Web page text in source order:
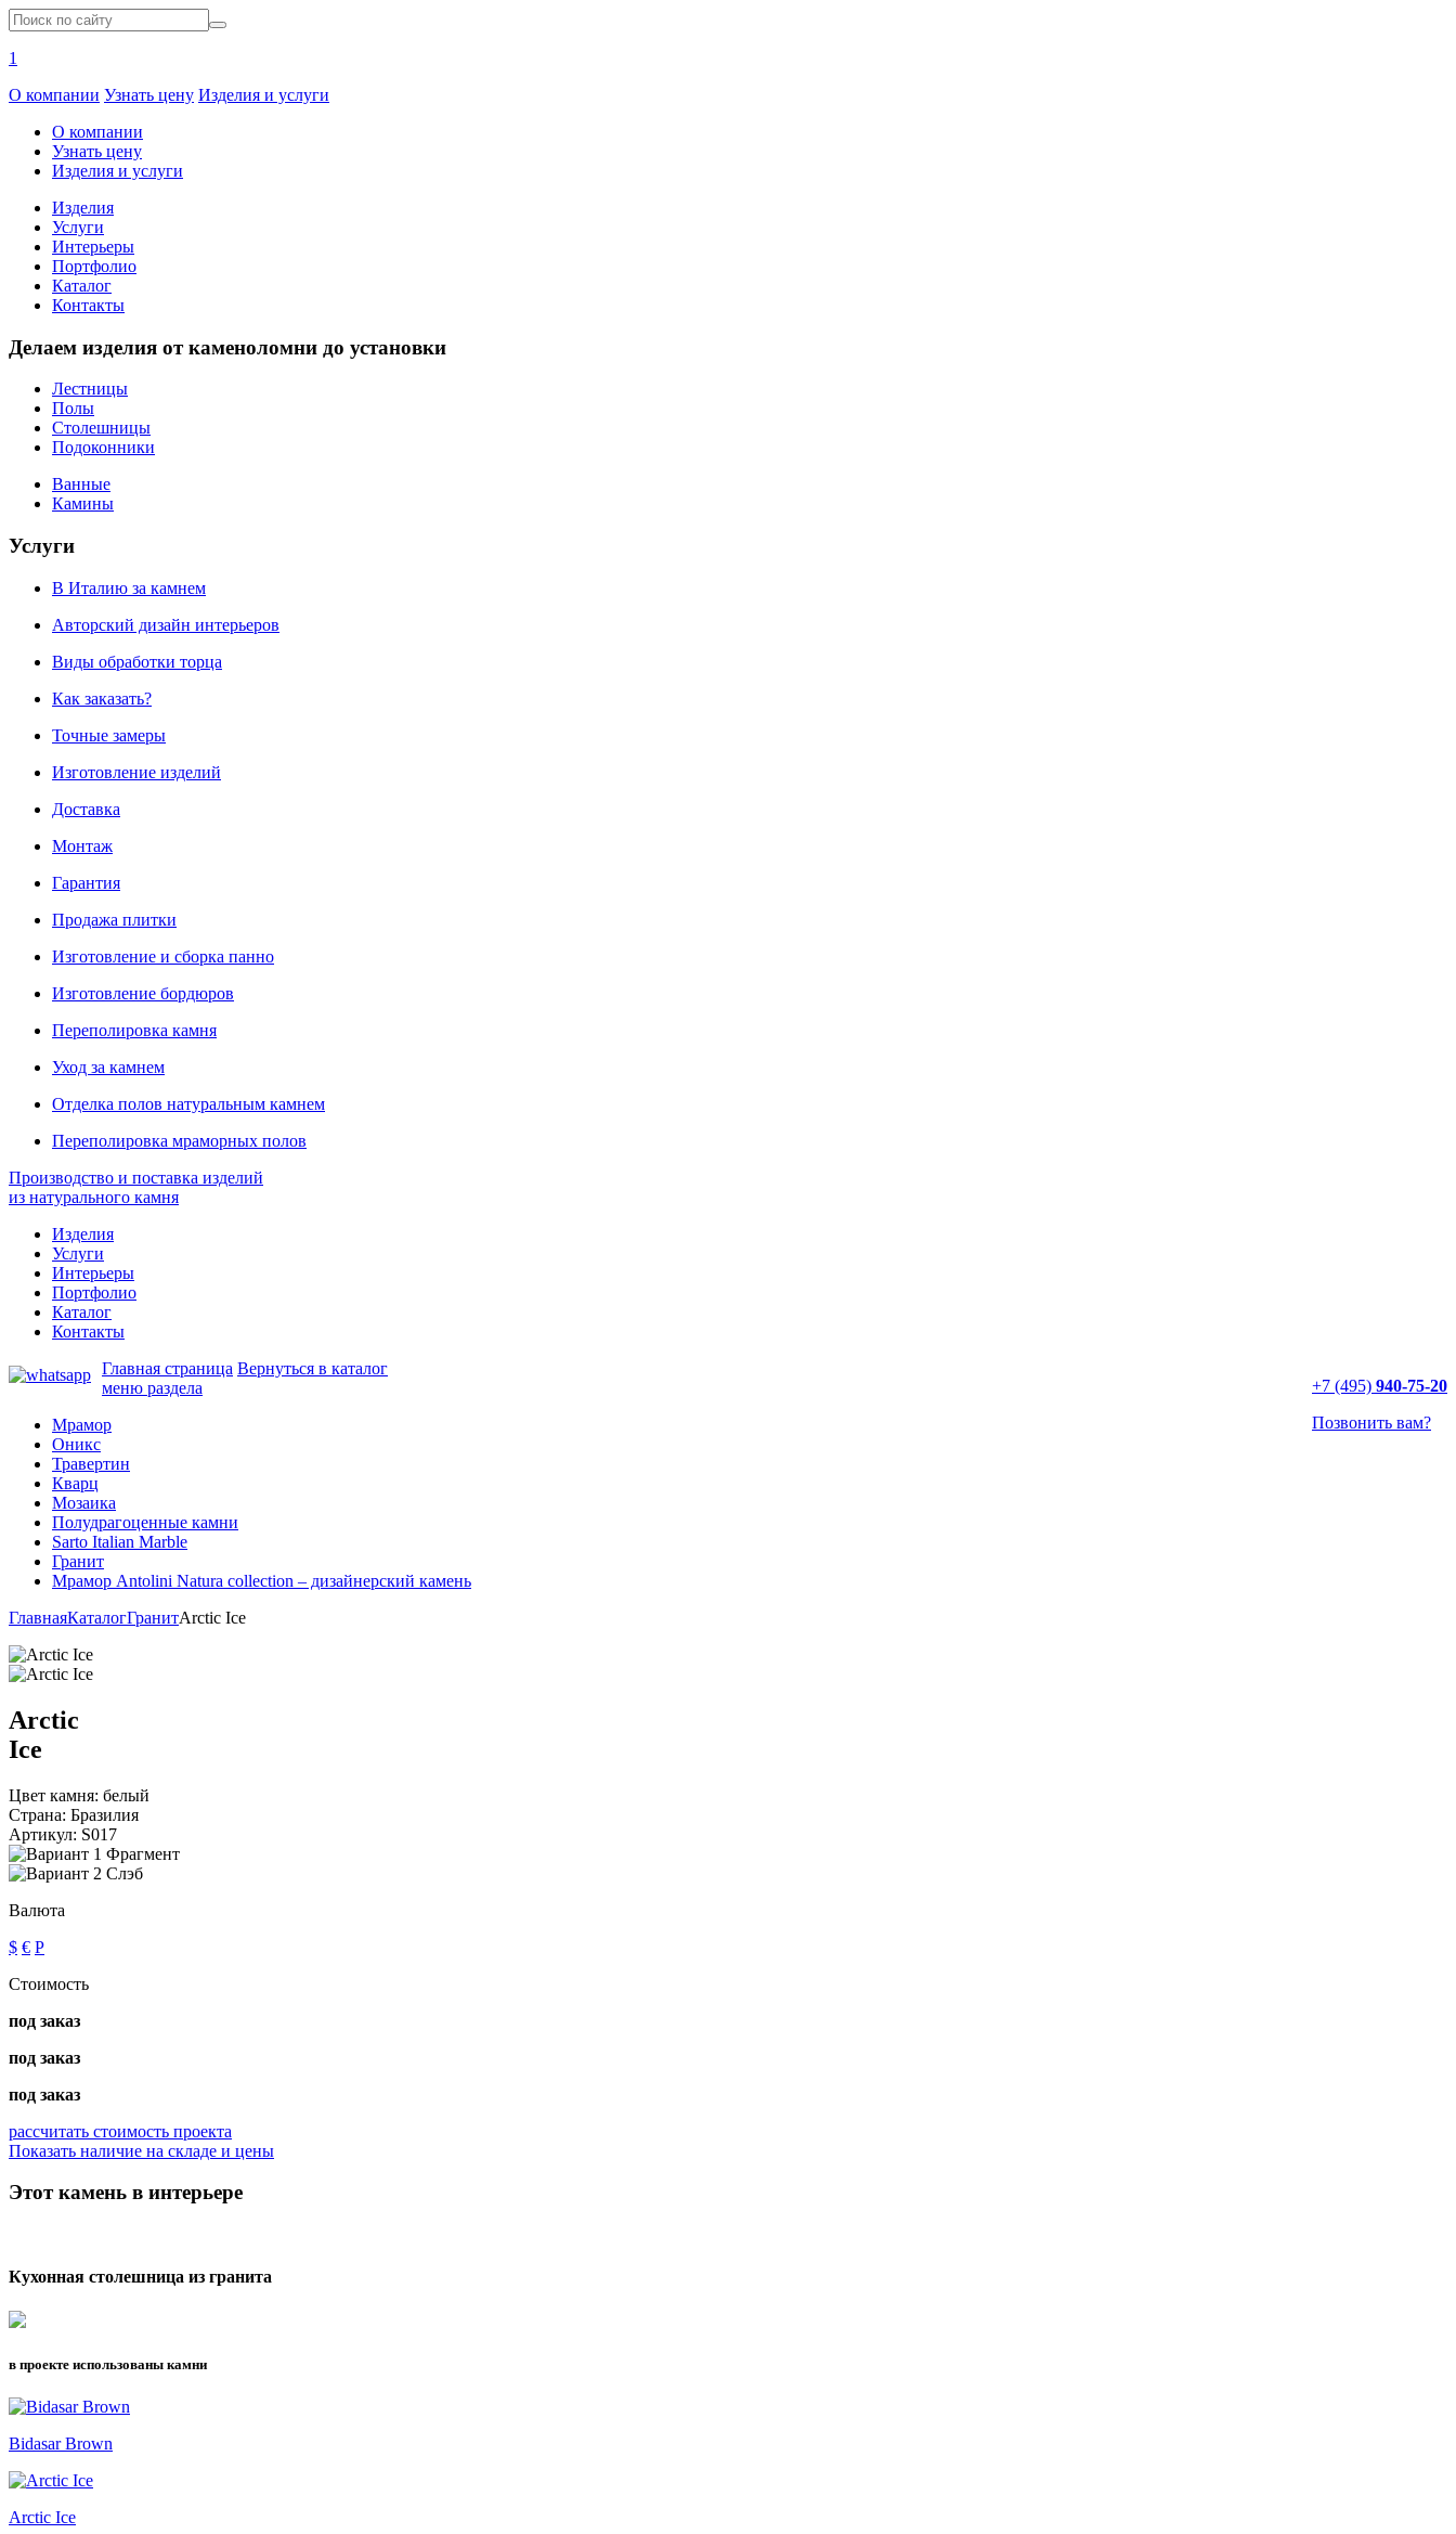
1
О компании Узнать цену Изделия и услуги
О компании
Узнать цену
Изделия и услуги
Изделия
Услуги
Интерьеры
Портфолио
Каталог
Контакты
Делаем изделия от каменоломни до установки
Лестницы
Полы
Столешницы
Подоконники
Ванные
Камины
Услуги
В Италию за камнем
Авторский дизайн интерьеров
Виды обработки торца
Как заказать?
Точные замеры
Изготовление изделий
Доставка
Монтаж
Гарантия
Продажа плитки
Изготовление и сборка панно
Изготовление бордюров
Переполировка камня
Уход за камнем
Отделка полов натуральным камнем
Переполировка мраморных полов
Производство и поставка изделий
из натурального камня
Изделия
Услуги
Интерьеры
Портфолио
Каталог
Контакты
+7 (495) 940-75-20
Позвонить вам?
Главная страница Вернуться в каталог
меню раздела
Мрамор
Оникс
Травертин
Кварц
Мозаика
Полудрагоценные камни
Sarto Italian Marble
Гранит
Мрамор Antolini Natura collection – дизайнерский камень
ГлавнаяКаталогГранитArctic Ice
Arctic
Ice
Цвет камня: белый
Страна: Бразилия
Артикул: S017
Фрагмент
Слэб
Валюта
$ € Р
Стоимость
под заказ
под заказ
под заказ
рассчитать стоимость проекта
Показать наличие на складе и цены
Этот камень в интерьере
Кухонная столешница из гранита
в проекте использованы камни
Bidasar Brown
Arctic Ice